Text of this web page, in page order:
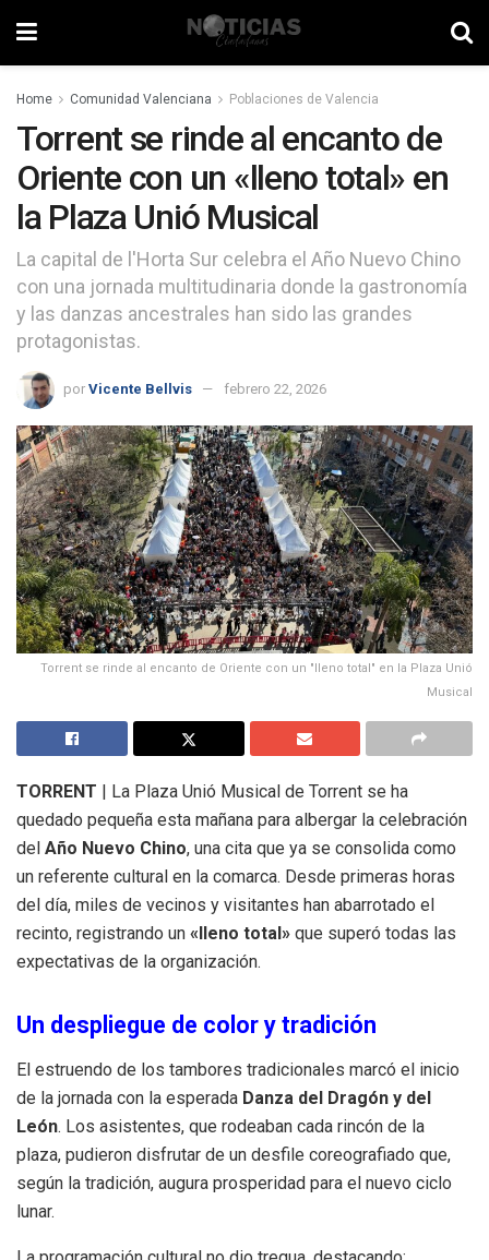
Home Comunidad Valenciana Poblaciones de Valencia
Torrent se rinde al encanto de
Oriente con un «lleno total» en
la Plaza Unió Musical
La capital de l'Horta Sur celebra el Año Nuevo Chino
con una jornada multitudinaria donde la gastronomía
y las danzas ancestrales han sido las grandes
protagonistas.
por Vicente Bellvis febrero 22, 2026
Torrent se rinde al encanto de Oriente con un "lleno total" en la Plaza Unió
Musical
TORRENT | La Plaza Unió Musical de Torrent se ha
quedado pequeña esta mañana para albergar la celebración
del Año Nuevo Chino, una cita que ya se consolida como
un referente cultural en la comarca. Desde primeras horas
del día, miles de vecinos y visitantes han abarrotado el
recinto, registrando un «lleno total» que superó todas las
expectativas de la organización.
Un despliegue de color y tradición
El estruendo de los tambores tradicionales marcó el inicio
de la jornada con la esperada Danza del Dragón y del
León. Los asistentes, que rodeaban cada rincón de la
plaza, pudieron disfrutar de un desfile coreografiado que,
según la tradición, augura prosperidad para el nuevo ciclo
lunar.